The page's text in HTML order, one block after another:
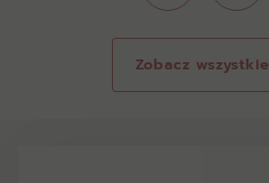
Zobacz wszystkie